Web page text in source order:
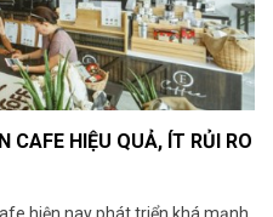
CAFE HIỆU QUẢ, ÍT RỦI RO